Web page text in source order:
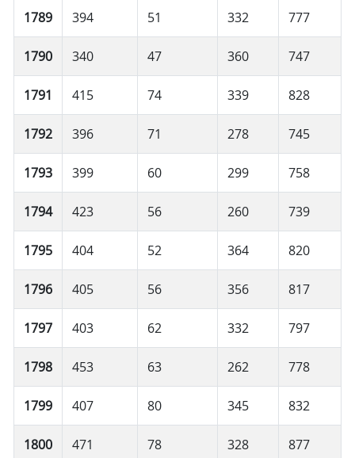
1789 394 51 332 777
1790 340 47 360 747
1791 415 74 339 828
1792 396 71 278 745
1793 399 60 299 758
1794 423 56 260 739
1795 404 52 364 820
1796 405 56 356 817
1797 403 62 332 797
1798 453 63 262 778
1799 407 80 345 832
1800 471 78 328 877